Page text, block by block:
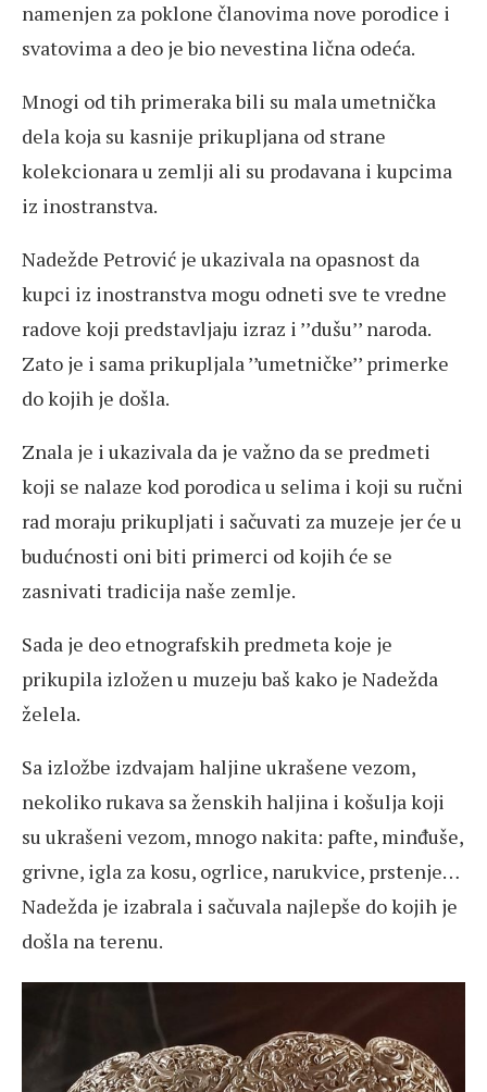
namenjen za poklone članovima nove porodice i
svatovima a deo je bio nevestina lična odeća.
Mnogi od tih primeraka bili su mala umetnička
dela koja su kasnije prikupljana od strane
kolekcionara u zemlji ali su prodavana i kupcima
iz inostranstva.
Nadežde Petrović je ukazivala na opasnost da
kupci iz inostranstva mogu odneti sve te vredne
radove koji predstavljaju izraz i ’’dušu’’ naroda.
Zato je i sama prikupljala ’’umetničke’’ primerke
do kojih je došla.
Znala je i ukazivala da je važno da se predmeti
koji se nalaze kod porodica u selima i koji su ručni
rad moraju prikupljati i sačuvati za muzeje jer će u
budućnosti oni biti primerci od kojih će se
zasnivati tradicija naše zemlje.
Sada je deo etnografskih predmeta koje je
prikupila izložen u muzeju baš kako je Nadežda
želela.
Sa izložbe izdvajam haljine ukrašene vezom,
nekoliko rukava sa ženskih haljina i košulja koji
su ukrašeni vezom, mnogo nakita: pafte, minđuše,
grivne, igla za kosu, ogrlice, narukvice, prstenje…
Nadežda je izabrala i sačuvala najlepše do kojih je
došla na terenu.